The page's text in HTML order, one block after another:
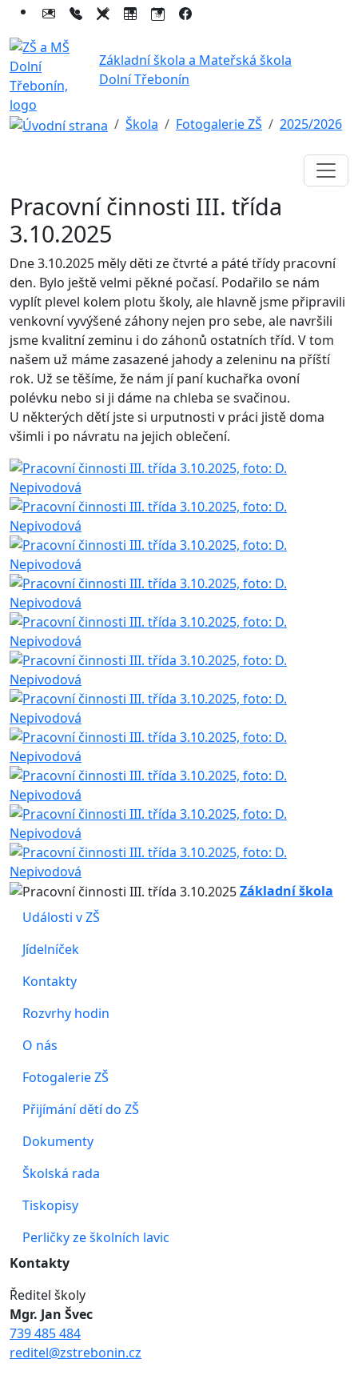
Základní škola a Mateřská škola
Dolní Třebonín
Škola Fotogalerie ZŠ 2025/2026
Pracovní činnosti III. třída
3.10.2025
Dne 3.10.2025 měly děti ze čtvrté a páté třídy pracovní
den. Bylo ještě velmi pěkné počasí. Podařilo se nám
vyplít plevel kolem plotu školy, ale hlavně jsme připravili
venkovní vyvýšené záhony nejen pro sebe, ale navršili
jsme kvalitní zeminu i do záhonů ostatních tříd. V tom
našem už máme zasazené jahody a zeleninu na příští
rok. Už se těšíme, že nám jí paní kuchařka ovoní
polévku nebo si ji dáme na chleba se svačinou.
U některých dětí jste si urputnosti v práci jistě doma
všimli i po návratu na jejich oblečení.
Základní škola
Události v ZŠ
Jídelníček
Kontakty
Rozvrhy hodin
O nás
Fotogalerie ZŠ
Přijímání dětí do ZŠ
Dokumenty
Školská rada
Tiskopisy
Perličky ze školních lavic
Kontakty
Ředitel školy
Mgr. Jan Švec
739 485 484
reditel@zstrebonin.cz